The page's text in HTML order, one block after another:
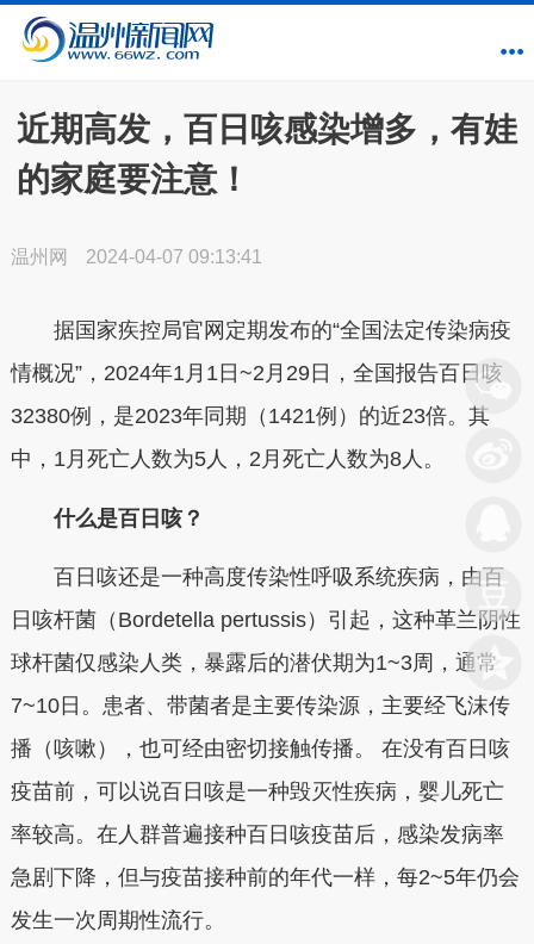
近期高发，百日咳感染增多，有娃
的家庭要注意！
温州网 2024-04-07 09:13:41
据国家疾控局官网定期发布的“全国法定传染病疫
情概况”，2024年1月1日~2月29日，全国报告百日咳
32380例，是2023年同期（1421例）的近23倍。其
中，1月死亡人数为5人，2月死亡人数为8人。
什么是百日咳？
百日咳还是一种高度传染性呼吸系统疾病，由百
日咳杆菌（Bordetella pertussis）引起，这种革兰阴性
球杆菌仅感染人类，暴露后的潜伏期为1~3周，通常
7~10日。患者、带菌者是主要传染源，主要经飞沫传
播（咳嗽），也可经由密切接触传播。 在没有百日咳
疫苗前，可以说百日咳是一种毁灭性疾病，婴儿死亡
率较高。在人群普遍接种百日咳疫苗后，感染发病率
急剧下降，但与疫苗接种前的年代一样，每2~5年仍会
发生一次周期性流行。